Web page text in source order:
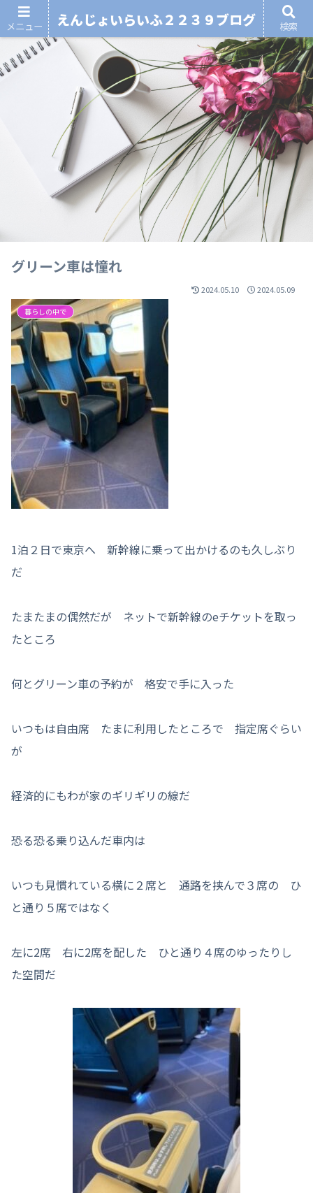
グリーン車は憧れ
2024.05.10 2024.05.09
暮らしの中で
1泊２日で東京へ 新幹線に乗って出かけるのも久しぶり
だ
たまたまの偶然だが ネットで新幹線のeチケットを取っ
たところ
何とグリーン車の予約が 格安で手に入った
いつもは自由席 たまに利用したところで 指定席ぐらい
が
経済的にもわが家のギリギリの線だ
恐る恐る乗り込んだ車内は
いつも見慣れている横に２席と 通路を挟んで３席の ひ
と通り５席ではなく
左に2席 右に2席を配した ひと通り４席のゆったりし
た空間だ
メニュー えんじょいらいふ２２３９ブログ 検索